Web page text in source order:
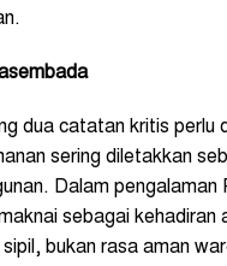
dua catatan kritis perlu
sering diletakkan
Dalam pengalaman
sebagai kehadiran
bukan rasa aman